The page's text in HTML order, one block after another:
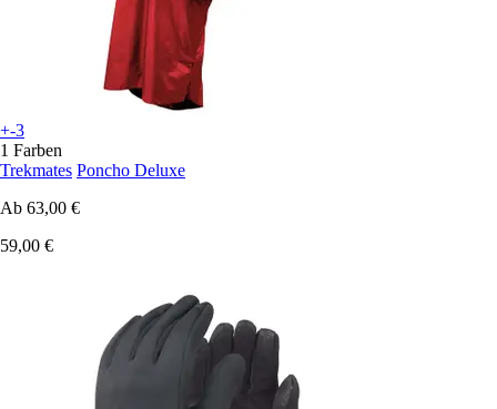
+-3
1 Farben
Trekmates Poncho Deluxe
Ab 63,00 €
59,00 €